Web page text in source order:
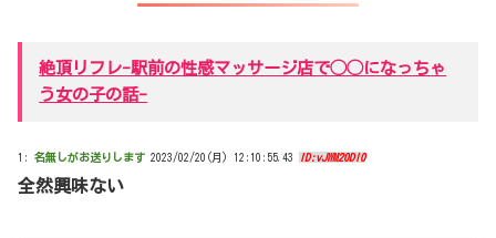
絶頂リフレ-駅前の性感マッサージ店で◯◯になっちゃ
う女の子の話-
1: 名無しがお送りします 2023/02/20(月) 12:10:55.43 ID:vJWM20Dl0
全然興味ない